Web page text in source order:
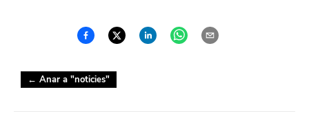
← Anar a "noticies"